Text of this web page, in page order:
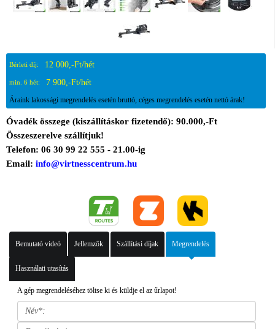
Bérleti díj: 12 000,-Ft/hét
min. 6 hét: 7 900,-Ft/hét
Áraink lakossági megrendelés esetén bruttó, céges megrendelés esetén nettó árak!
Óvadék összege (kiszállításkor fizetendő): 90.000,-Ft
Összeszerelve szállítjuk!
Telefon: 06 30 99 22 555 - 21.00-ig
Email: info@virtnesscentrum.hu
Bemutató videó Jellemzők Szállítási díjak Megrendelés
Használati utasítás
A gép megrendeléséhez töltse ki és küldje el az űrlapot!